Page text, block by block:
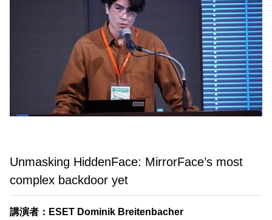
Unmasking HiddenFace: MirrorFace’s most
complex backdoor yet
講演者：ESET Dominik Breitenbacher